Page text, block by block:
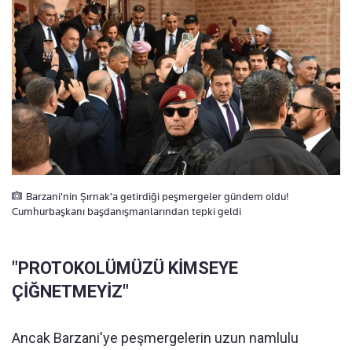
Barzani'nin Şırnak'a getirdiği peşmergeler gündem oldu!
Cumhurbaşkanı başdanışmanlarından tepki geldi
"PROTOKOLÜMÜZÜ KİMSEYE
ÇİĞNETMEYİZ"
Ancak Barzani'ye peşmergelerin uzun namlulu